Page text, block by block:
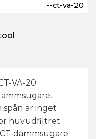
--ct-va-20
VA-20
spån är inget
huvudfiltret
dammsugare